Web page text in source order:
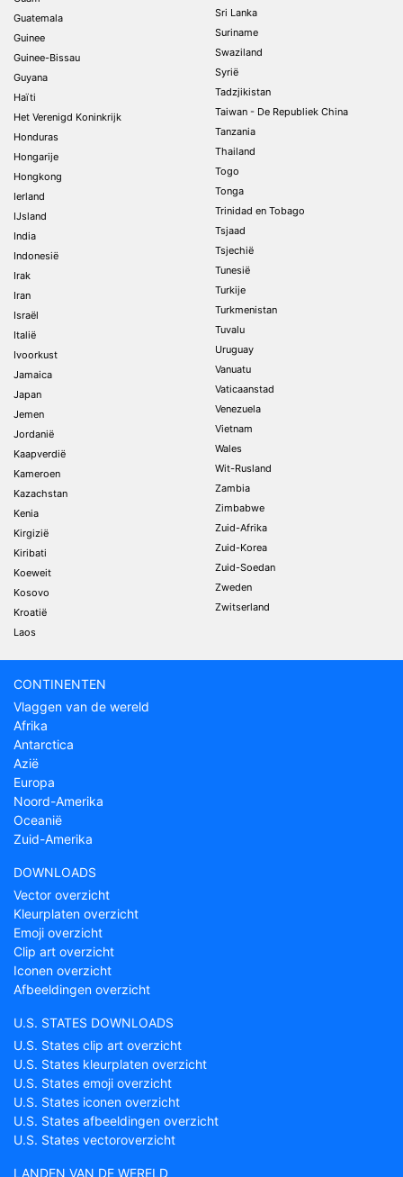
Guatemala
Guinee
Guinee-Bissau
Guyana
Haïti
Het Verenigd Koninkrijk
Honduras
Hongarije
Hongkong
Ierland
IJsland
India
Indonesië
Irak
Iran
Israël
Italië
Ivoorkust
Jamaica
Japan
Jemen
Jordanië
Kaapverdië
Kameroen
Kazachstan
Kenia
Kirgizië
Kiribati
Koeweit
Kosovo
Kroatië
Laos
Sri Lanka
Suriname
Swaziland
Syrië
Tadzjikistan
Taiwan - De Republiek China
Tanzania
Thailand
Togo
Tonga
Trinidad en Tobago
Tsjaad
Tsjechië
Tunesië
Turkije
Turkmenistan
Tuvalu
Uruguay
Vanuatu
Vaticaanstad
Venezuela
Vietnam
Wales
Wit-Rusland
Zambia
Zimbabwe
Zuid-Afrika
Zuid-Korea
Zuid-Soedan
Zweden
Zwitserland
CONTINENTEN
Vlaggen van de wereld
Afrika
Antarctica
Azië
Europa
Noord-Amerika
Oceanië
Zuid-Amerika
DOWNLOADS
Vector overzicht
Kleurplaten overzicht
Emoji overzicht
Clip art overzicht
Iconen overzicht
Afbeeldingen overzicht
U.S. STATES DOWNLOADS
U.S. States clip art overzicht
U.S. States kleurplaten overzicht
U.S. States emoji overzicht
U.S. States iconen overzicht
U.S. States afbeeldingen overzicht
U.S. States vectoroverzicht
LANDEN VAN DE WERELD